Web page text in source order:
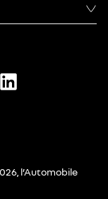
l’Automobile